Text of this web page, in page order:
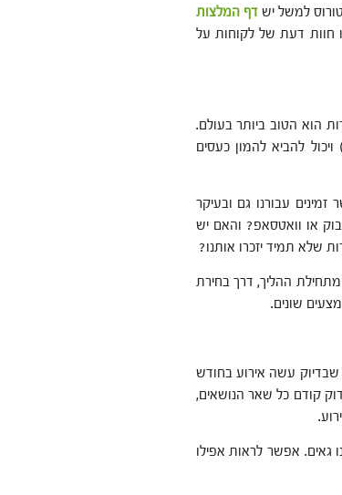
למשל ישדף המלצות
חוות דעת של לקוחות על
הוא הטוב ביותר בעולם.
להביא להמון כעסים
עבורנו גם ובעיקר
או וואטסאפ? והאם יש
שלא תמיד יזכרו אותנו?
מתחילת ההליך, דרך בחירת
שונים.
עשה אירוע בחודש
קודם כל שאר הנושאים,
גאים. אפשר לראות אפילו